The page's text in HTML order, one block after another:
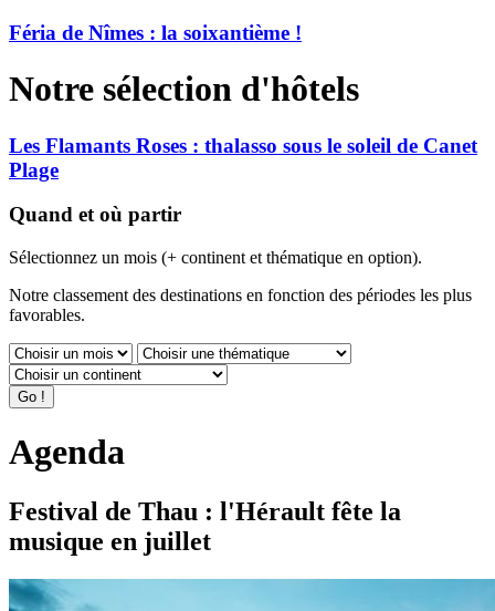
Féria de Nîmes : la soixantième !
Notre sélection d'hôtels
Les Flamants Roses : thalasso sous le soleil de Canet
Plage
Quand et où partir
Sélectionnez un mois (+ continent et thématique en option).
Notre classement des destinations en fonction des périodes les plus
favorables.
Agenda
Festival de Thau : l'Hérault fête la
musique en juillet